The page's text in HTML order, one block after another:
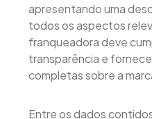
apresentando uma
todos os aspectos
franqueadora deve
transparência e
completas sobre a
Entre os dados